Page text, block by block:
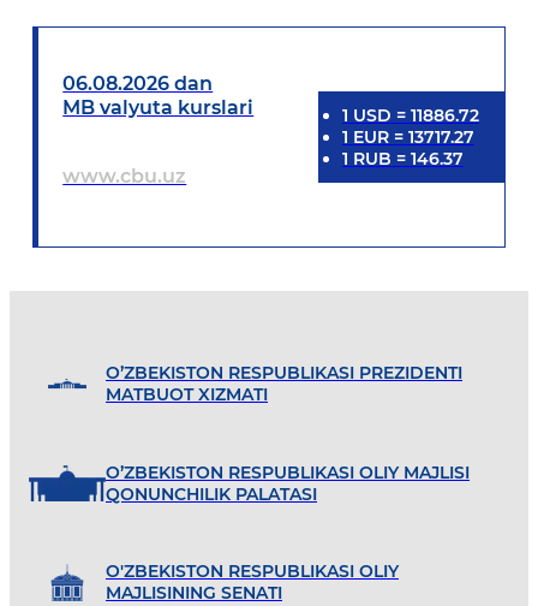
06.08.2026 dan
MB valyuta kurslari
www.cbu.uz
1 USD = 11886.72
1 EUR= 13717.27
1 RUB = 146.37
O’ZBEKISTON RESPUBLIKASI PREZIDENTI
MATBUOT XIZMATI
O’ZBEKISTON RESPUBLIKASI OLIY MAJLISI
QONUNCHILIK PALATASI
O'ZBEKISTON RESPUBLIKASI OLIY
MAJLISINING SENATI